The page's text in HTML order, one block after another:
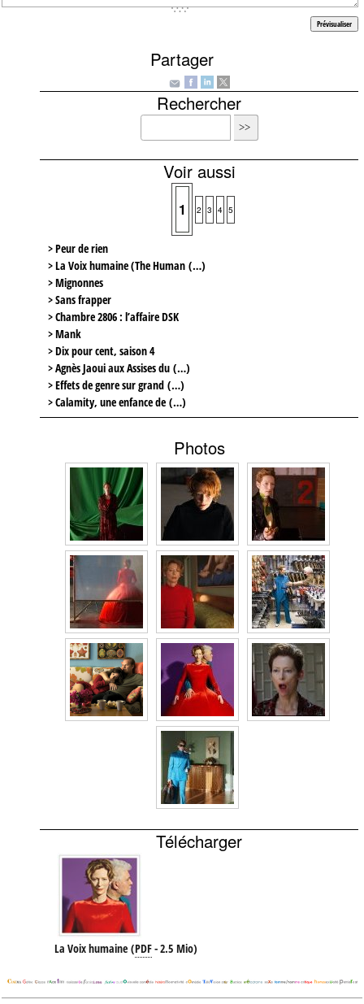
Partager
Rechercher
Voir aussi
1 2 3 4 5
> Peur de rien
> La Voix humaine (The Human (…)
> Mignonnes
> Sans frapper
> Chambre 2806 : l’affaire DSK
> Mank
> Dix pour cent, saison 4
> Agnès Jaoui aux Assises du (…)
> Effets de genre sur grand (…)
> Calamity, une enfance de (…)
Photos
Télécharger
La Voix humaine (PDF-2.5 Mio)